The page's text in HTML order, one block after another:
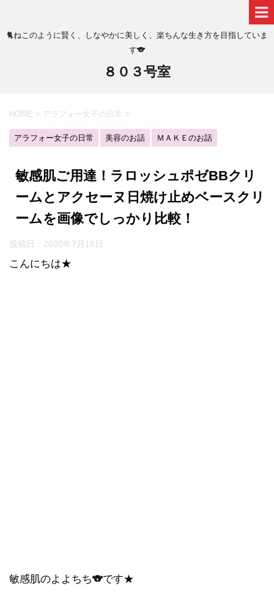
🐈ねこのように賢く、しなやかに美しく、楽ちんな生き方を目指していま
す🐨
８０３号室
HOME > アラフォー女子の日常 >
アラフォー女子の日常 美容のお話 ＭＡＫＥのお話
敏感肌ご用達！ラロッシュポゼBBクリ
ームとアクセーヌ日焼け止めベースクリ
ームを画像でしっかり比較！
投稿日： 2020年7月16日
こんにちは★
敏感肌のよよちち🐨です★